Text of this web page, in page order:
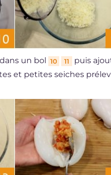
un bol 10 11
puis
et petites seiches